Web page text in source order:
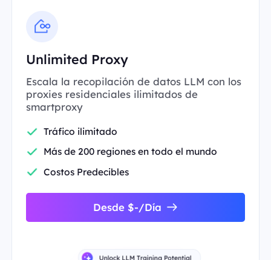
Unlimited Proxy
Escala la recopilación de datos LLM con los
proxies residenciales ilimitados de
smartproxy
Tráfico ilimitado
Más de 200 regiones en todo el mundo
Costos Predecibles
Desde $-/Día